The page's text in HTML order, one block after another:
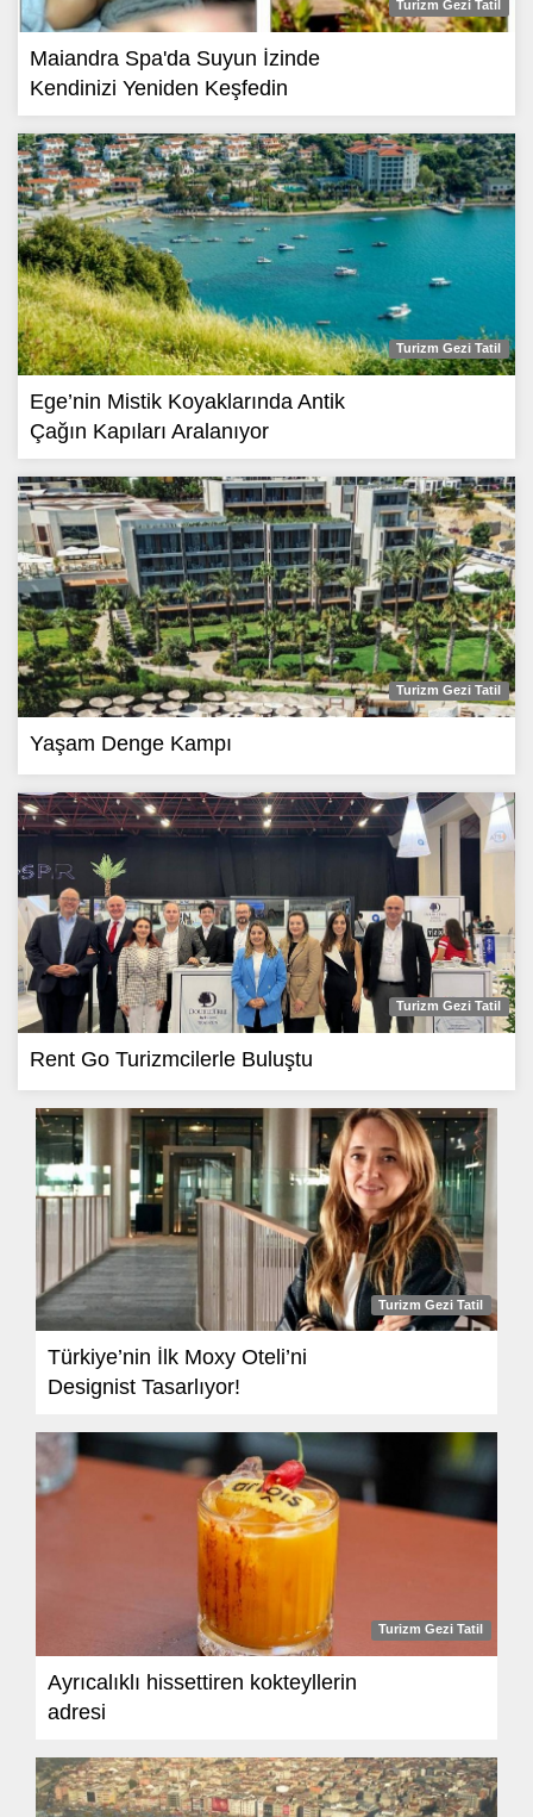
Turizm Gezi Tatil
Maiandra Spa'da Suyun İzinde
Kendinizi Yeniden Keşfedin
Turizm Gezi Tatil
Ege’nin Mistik Koyaklarında Antik
Çağın Kapıları Aralanıyor
Turizm Gezi Tatil
Yaşam Denge Kampı
Turizm Gezi Tatil
Rent Go Turizmcilerle Buluştu
Turizm Gezi Tatil
Türkiye’nin İlk Moxy Oteli’ni
Designist Tasarlıyor!
Turizm Gezi Tatil
Ayrıcalıklı hissettiren kokteyllerin
adresi